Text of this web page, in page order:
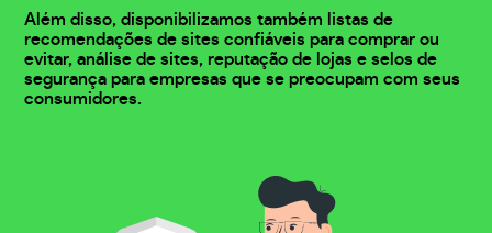
Além disso, disponibilizamos também listas de
recomendações de sites confiáveis para comprar ou
evitar, análise de sites, reputação de lojas e selos de
segurança para empresas que se preocupam com seus
consumidores.